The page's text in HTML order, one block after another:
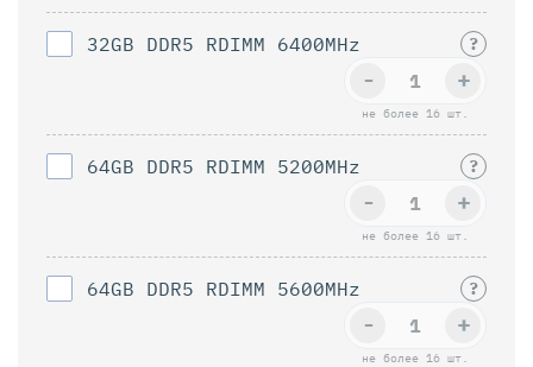
32GB DDR5 RDIMM 6400MHz ?
не более 16 шт.
+
-
64GB DDR5 RDIMM 5200MHz ?
не более 16 шт.
+
-
64GB DDR5 RDIMM 5600MHz ?
не более 16 шт.
+
-